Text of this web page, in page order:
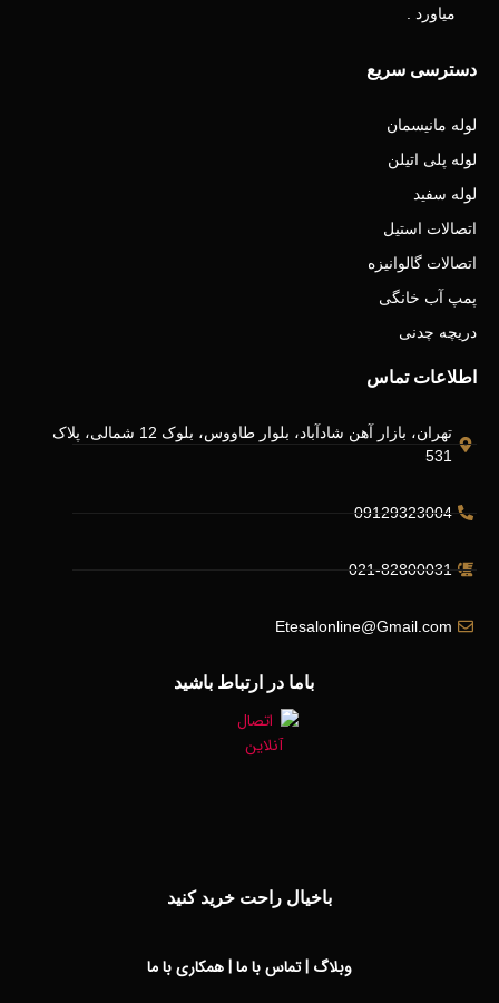
میاورد .
دسترسی سریع
لوله مانیسمان
لوله پلی اتیلن
لوله سفید
اتصالات استیل
اتصالات گالوانیزه
پمپ آب خانگی
دریچه چدنی
اطلاعات تماس
تهران، بازار آهن شادآباد، بلوار طاووس، بلوک 12 شمالی، پلاک
531
09129323004
021-82800031
Etesalonline@Gmail.com
باما در ارتباط باشید
باخیال راحت خرید کنید
وبلاگ |تماس با ما|همکاری با ما